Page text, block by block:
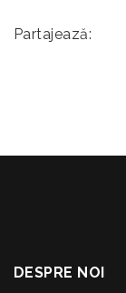
Partajează:
DESPRE NOI